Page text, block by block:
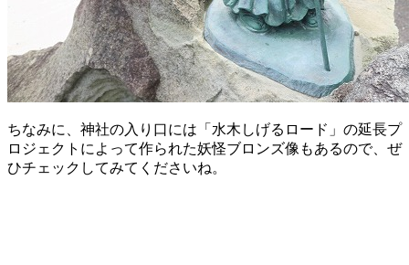
ちなみに、神社の入り口には「水木しげるロード」の延長プ
ロジェクトによって作られた妖怪ブロンズ像もあるので、ぜ
ひチェックしてみてくださいね。